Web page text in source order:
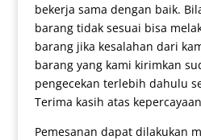
bekerja sama dengan baik.
barang tidak sesuai bisa
barang jika kesalahan dari
barang yang kami kirimkan
pengecekan terlebih dahulu
Terima kasih atas
Pemesanan dapat dilakukan